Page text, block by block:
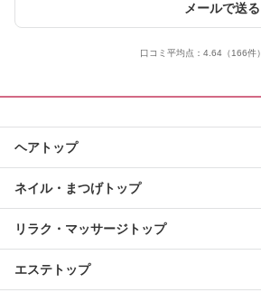
メールで送る
口コミ平均点： 4.64（166件）
ヘアトップ
ネイル・まつげトップ
リラク・マッサージトップ
エステトップ